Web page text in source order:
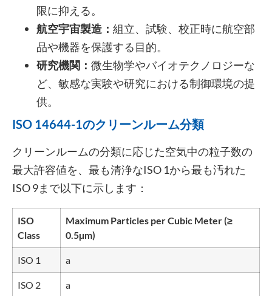
限に抑える。
航空宇宙製造： 組立、試験、校正時に航空部
品や機器を保護する目的。
研究機関： 微生物学やバイオテクノロジーな
ど、敏感な実験や研究における制御環境の提
供。
ISO 14644-1のクリーンルーム分類
クリーンルームの分類に応じた空気中の粒子数の
最大許容値を、最も清浄なISO 1から最も汚れた
ISO 9まで以下に示します：
ISO
Class
Maximum Particles per Cubic Meter (≥
0.5µm)
ISO 1 a
ISO 2 a